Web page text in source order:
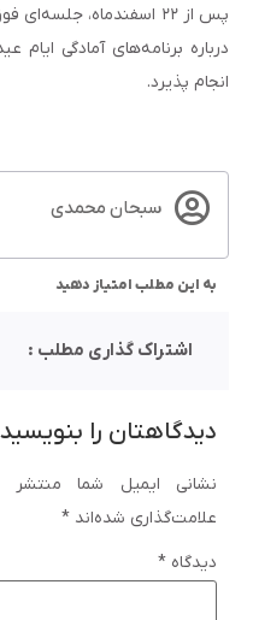
پس از ۲۲ اسفندماه،
درباره برنامه‌های آمادگی
انجام پذیرد.
سبحان محمدی
به این مطلب امتیاز دهید
اشتراک گذاری مطلب :
دیدگاهتان را بنویسید
نشانی ایمیل شما منتشر
علامت‌گذاری شده‌اند *
دیدگاه *